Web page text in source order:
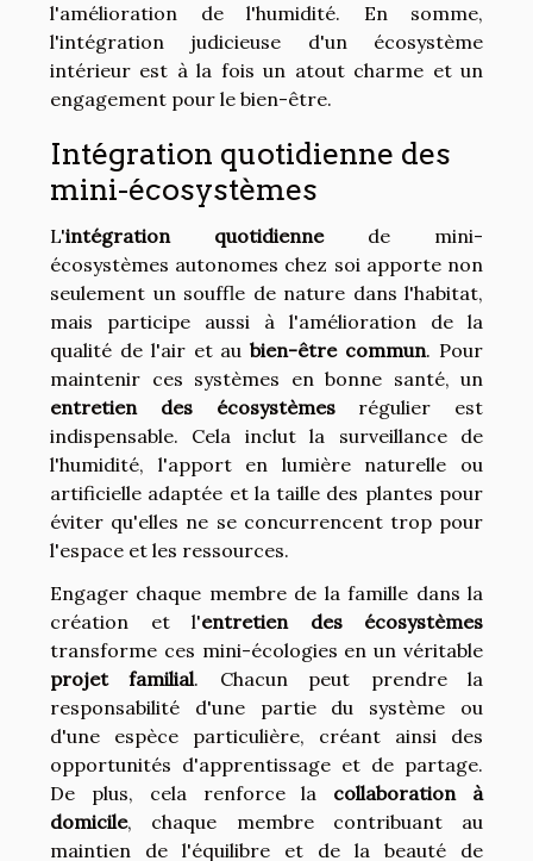
l'amélioration de l'humidité. En somme,
l'intégration judicieuse d'un écosystème
intérieur est à la fois un atout charme et un
engagement pour le bien-être.
Intégration quotidienne des
mini-écosystèmes
L'intégration quotidiennede mini-
écosystèmes autonomes chez soi apporte non
seulement un souffle de nature dans l'habitat,
mais participe aussi à l'amélioration de la
qualité de l'air et aubien-être commun. Pour
maintenir ces systèmes en bonne santé, un
entretien des écosystèmesrégulier est
indispensable. Cela inclut la surveillance de
l'humidité, l'apport en lumière naturelle ou
artificielle adaptée et la taille des plantes pour
éviter qu'elles ne se concurrencent trop pour
l'espace et les ressources.
Engager chaque membre de la famille dans la
création et l'entretien des écosystèmes
transforme ces mini-écologies en un véritable
projet familial. Chacun peut prendre la
responsabilité d'une partie du système ou
d'une espèce particulière, créant ainsi des
opportunités d'apprentissage et de partage.
De plus, cela renforce la collaboration à
domicile, chaque membre contribuant au
maintien de l'équilibre et de la beauté de